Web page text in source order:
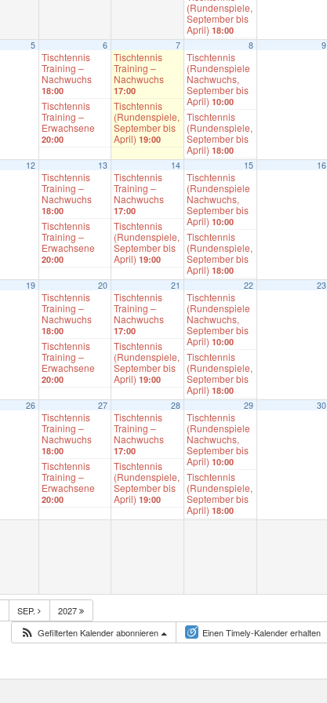
(Rundenspiele,
September bis
April) 18:00
5 6
Tischtennis
Training –
Nachwuchs
18:00
Tischtennis
Training –
Erwachsene
20:00
7
Tischtennis
Training –
Nachwuchs
17:00
Tischtennis
(Rundenspiele,
September bis
April) 19:00
8
Tischtennis
(Rundenspiele
Nachwuchs,
September bis
April) 10:00
Tischtennis
(Rundenspiele,
September bis
April) 18:00
9
12 13
Tischtennis
Training –
Nachwuchs
18:00
Tischtennis
Training –
Erwachsene
20:00
14
Tischtennis
Training –
Nachwuchs
17:00
Tischtennis
(Rundenspiele,
September bis
April) 19:00
15
Tischtennis
(Rundenspiele
Nachwuchs,
September bis
April) 10:00
Tischtennis
(Rundenspiele,
September bis
April) 18:00
16
19 20
Tischtennis
Training –
Nachwuchs
18:00
Tischtennis
Training –
Erwachsene
20:00
21
Tischtennis
Training –
Nachwuchs
17:00
Tischtennis
(Rundenspiele,
September bis
April) 19:00
22
Tischtennis
(Rundenspiele
Nachwuchs,
September bis
April) 10:00
Tischtennis
(Rundenspiele,
September bis
April) 18:00
23
26 27
Tischtennis
Training –
Nachwuchs
18:00
Tischtennis
Training –
Erwachsene
20:00
28
Tischtennis
Training –
Nachwuchs
17:00
Tischtennis
(Rundenspiele,
September bis
April) 19:00
29
Tischtennis
(Rundenspiele
Nachwuchs,
September bis
April) 10:00
Tischtennis
(Rundenspiele,
September bis
April) 18:00
30
SEP.
2027
Gefilterten Kalender abonnieren
Einen Timely-Kalender erhalten